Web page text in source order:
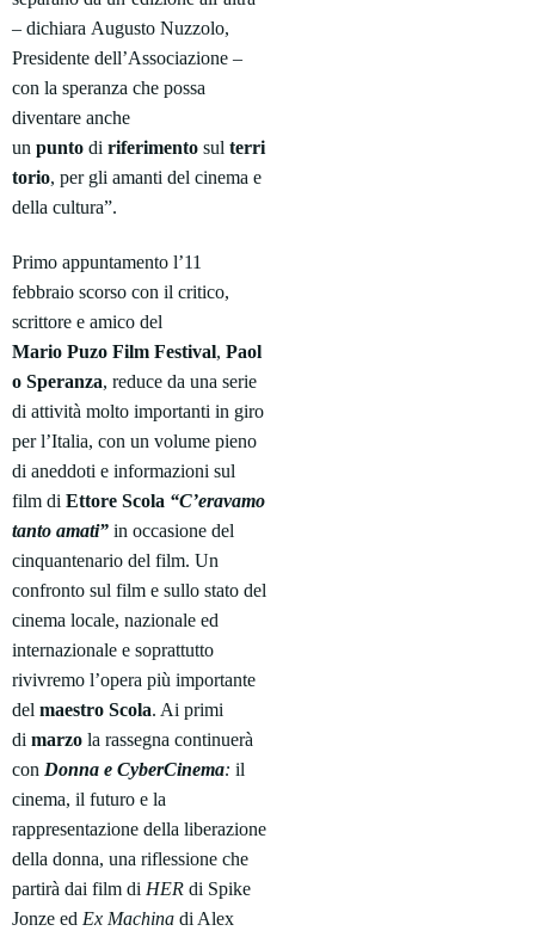
– dichiara Augusto Nuzzolo,
Presidente dell’Associazione –
con la speranza che possa
diventare anche
un punto di riferimento sul terri
torio, per gli amanti del cinema e
della cultura”.
Primo appuntamento l’11
febbraio scorso con il critico,
scrittore e amico del
Mario Puzo Film Festival, Paol
o Speranza, reduce da una serie
di attività molto importanti in giro
per l’Italia, con un volume pieno
di aneddoti e informazioni sul
film di Ettore Scola “C’eravamo
tanto amati” in occasione del
cinquantenario del film. Un
confronto sul film e sullo stato del
cinema locale, nazionale ed
internazionale e soprattutto
rivivremo l’opera più importante
del maestro Scola. Ai primi
di marzo la rassegna continuerà
con Donna e CyberCinema: il
cinema, il futuro e la
rappresentazione della liberazione
della donna, una riflessione che
partirà dai film di HER di Spike
Jonze ed Ex Machina di Alex